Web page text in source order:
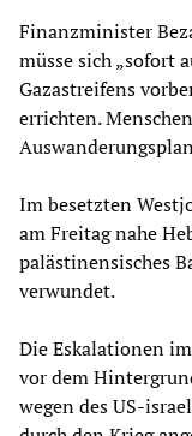
Finanzminister
müsse sich „sofort
Gazastreifens
errichten.
Im besetzten
am Freitag nahe
palästinensisches
verwundet.
Die Eskalationen
vor dem
wegen des US-